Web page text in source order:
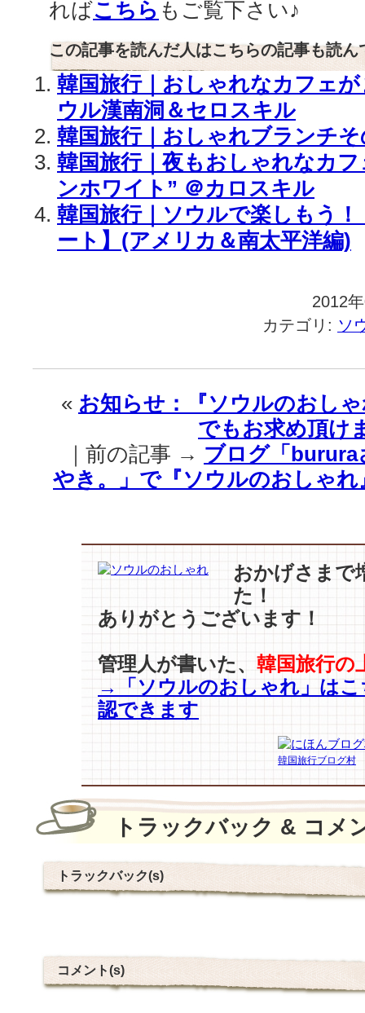
ればこちら もご覧下さい♪
この記事を読んだ人はこちらの記事も読ん
韓国旅行｜おしゃれなカフェ
ウル漢南洞＆セロスキル
韓国旅行｜おしゃれブランチ
韓国旅行｜夜もおしゃれなカ
ンホワイト” ＠カロスキル
韓国旅行｜ソウルで楽しもう
ート】(アメリカ＆南太平洋編)
2012
カテゴリ: ソ
« お知らせ：『ソウルのおし
でもお求め頂け
｜前の記事 → ブログ「burura
やき。」で『ソウルのおしゃ
おかげさまで
た！
ありがとうございます！
管理人が書いた、 韓国旅行の
→「ソウルのおしゃれ」はこ
認できます
韓国旅行ブログ村
トラックバック & コメ
トラックバック(s)
コメント(s)